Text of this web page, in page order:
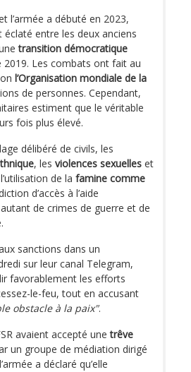
l’armée a débuté en 2023,
entre les deux anciens
transition démocratique
Les combats ont fait au
l’Organisation mondiale de la
de personnes. Cependant,
estiment que le véritable
fois plus élevé.
délibéré de civils, les
, les violences sexuelles et
de la famine comme
d’accès à l’aide
de crimes de guerre et de
sanctions dans un
sur leur canal Telegram,
favorablement les efforts
le-feu, tout en accusant
obstacle à la paix".
avaient accepté unetrêve
un groupe de médiation dirigé
a déclaré qu’elle